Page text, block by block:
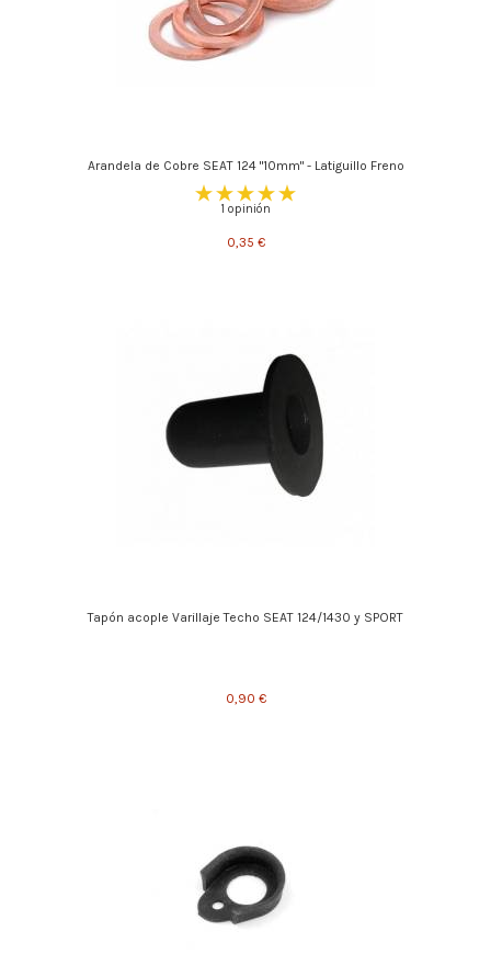
Arandela de Cobre SEAT 124 "10mm" - Latiguillo Freno
1 opinión
0,35 €
Tapón acople Varillaje Techo SEAT 124/1430 y SPORT
0,90 €